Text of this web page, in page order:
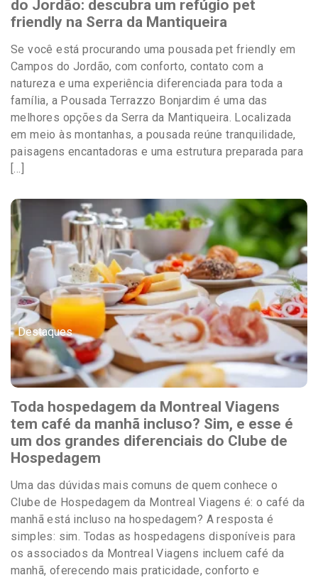
do Jordão: descubra um refúgio pet
friendly na Serra da Mantiqueira
Se você está procurando uma pousada pet friendly em
Campos do Jordão, com conforto, contato com a
natureza e uma experiência diferenciada para toda a
família, a Pousada Terrazzo Bonjardim é uma das
melhores opções da Serra da Mantiqueira. Localizada
em meio às montanhas, a pousada reúne tranquilidade,
paisagens encantadoras e uma estrutura preparada para
[…]
Destaques
Toda hospedagem da Montreal Viagens
tem café da manhã incluso? Sim, e esse é
um dos grandes diferenciais do Clube de
Hospedagem
Uma das dúvidas mais comuns de quem conhece o
Clube de Hospedagem da Montreal Viagens é: o café da
manhã está incluso na hospedagem? A resposta é
simples: sim. Todas as hospedagens disponíveis para
os associados da Montreal Viagens incluem café da
manhã, oferecendo mais praticidade, conforto e